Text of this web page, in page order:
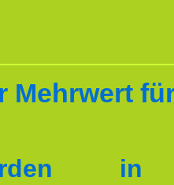
Mehrwert
in